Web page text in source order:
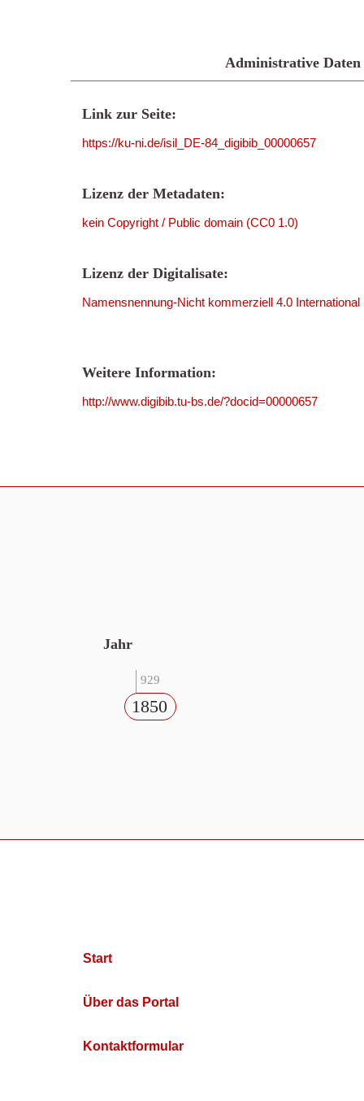
Administrative Daten
Link zur Seite:
https://ku-ni.de/isil_DE-84_digibib_00000657
Lizenz der Metadaten:
kein Copyright / Public domain (CC0 1.0)
Lizenz der Digitalisate:
Namensnennung-Nicht kommerziell 4.0
Weitere Information:
http://www.digibib.tu-bs.de/?docid=00000657
Jahr
929
1850
Start
Über das Portal
Kontaktformular